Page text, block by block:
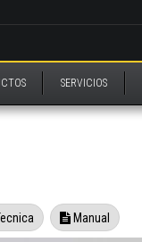
SERVICIOS
Manual